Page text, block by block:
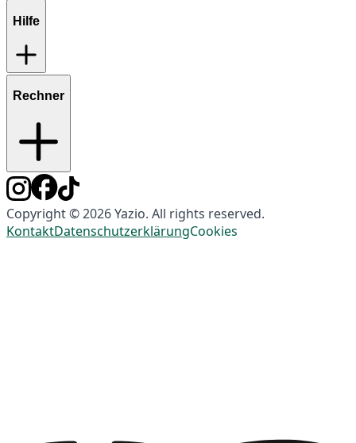
Hilfe
Rechner
Copyright © 2026 Yazio. All rights reserved.
KontaktDatenschutzerklärungCookies